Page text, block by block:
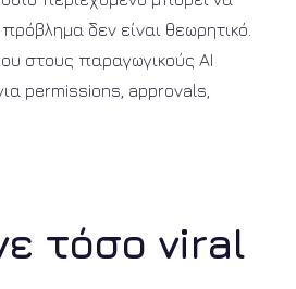
δεν είναι θεωρητικό.
στους παραγωγικούς AI
permissions, approvals,
τόσο viral